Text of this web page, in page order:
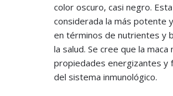
color oscuro, casi negro.
considerada la más potente
en términos de nutrientes y
la salud. Se cree que la maca
propiedades energizantes y
del sistema inmunológico.